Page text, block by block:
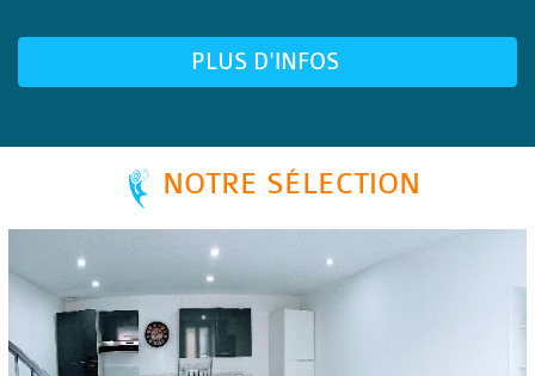
PLUS D'INFOS
NOTRE SÉLECTION